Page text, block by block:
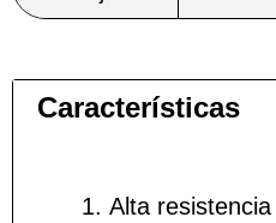
Características
Alta